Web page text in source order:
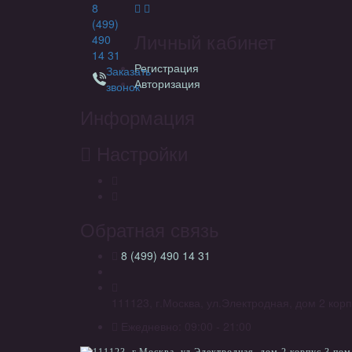
8
(499)
490
14 31
Заказать
звонок
Регистрация
Авторизация
8 (499) 490 14 31